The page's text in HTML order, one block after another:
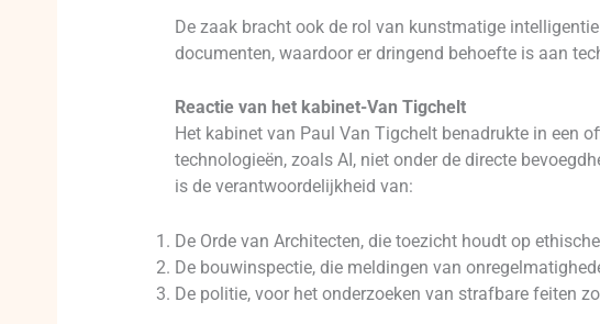
De zaak bracht ook de rol van kunstmatige
documenten, waardoor er dringend behoefte is aan
Reactie van het kabinet-Van Tigchelt
Het kabinet van Paul Van Tigchelt benadrukte in een
technologieën, zoals AI, niet onder de directe
is de verantwoordelijkheid van:
De Orde van Architecten, die toezicht houdt op
De bouwinspectie, die meldingen van
De politie, voor het onderzoeken van strafbare feiten